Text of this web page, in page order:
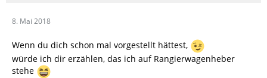
8. Mai 2018
Wenn du dich schon mal vorgestellt hättest,
würde ich dir erzählen, das ich auf Rangierwagenheber
stehe